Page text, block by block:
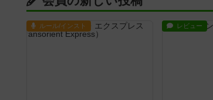
ルール/インスト レビュー